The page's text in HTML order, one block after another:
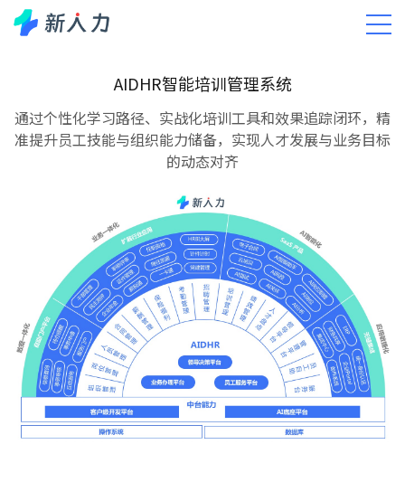
产品AIDHR
AIDHR智能培训管理系统
通过个性化学习路径、实战化培训工具和效果追踪闭环，精
准提升员工技能与组织能力储备，实现人才发展与业务目标
的动态对齐